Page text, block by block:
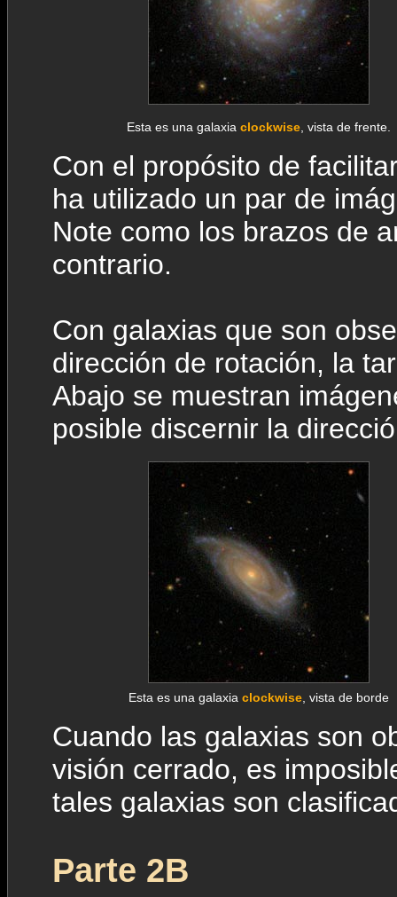
Esta es una galaxia clockwise, vista de frente.
Con el propósito de
ha utilizado un par de
Note como los brazos de
contrario.
Con galaxias que son
dirección de rotación, la
Abajo se muestran
posible discernir la
Esta es una galaxia clockwise, vista de borde
Cuando las galaxias son
visión cerrado, es
tales galaxias son
Parte 2B